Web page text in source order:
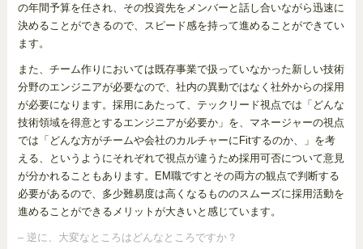
の年間予算を任され、その投資先をメンバーと話し合いながら迅速に
決めることができるので、スピード感を持って進めることができてい
ます。
また、チーム作りにおいては既存事業で扱っていなかった新しい技術
分野のエンジニアが必要なので、社内の異動ではなく社外からの採用
が必要になります。採用にあたって、テックリード視点では「どんな
技術領域を得意とするエンジニアが必要か」を、マネージャーの視点
では「どんな方がチームや会社のカルチャーにFitするのか、」を考
える、というようにそれぞれで視点が違うため採用可否について意見
が分かれることもあります。EM職ですとその両方の観点で判断する
必要があるので、多少難易度は高くなるもののスムーズに採用活動を
進めることができるメリットが大きいと感じています。
– 逆に、大変なところはどんなところですか？